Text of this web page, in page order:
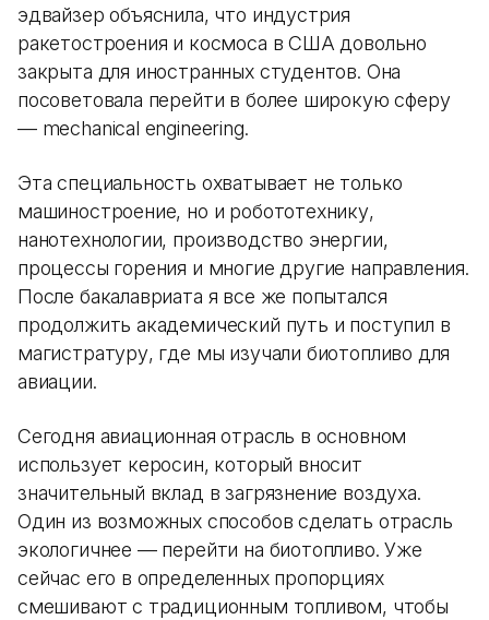
эдвайзер объяснила, что индустрия
ракетостроения и космоса в США довольно
закрыта для иностранных студентов. Она
посоветовала перейти в более широкую сферу
— mechanical engineering.
Эта специальность охватывает не только
машиностроение, но и робототехнику,
нанотехнологии, производство энергии,
процессы горения и многие другие направления.
После бакалавриата я все же попытался
продолжить академический путь и поступил в
магистратуру, где мы изучали биотопливо для
авиации.
Сегодня авиационная отрасль в основном
использует керосин, который вносит
значительный вклад в загрязнение воздуха.
Один из возможных способов сделать отрасль
экологичнее — перейти на биотопливо. Уже
сейчас его в определенных пропорциях
смешивают с традиционным топливом, чтобы